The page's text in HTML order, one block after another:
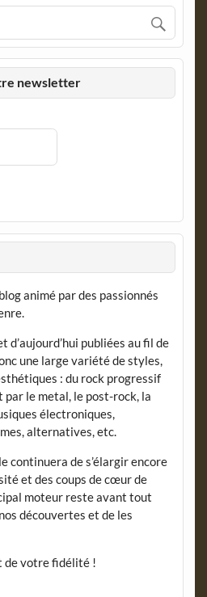
newsletter
animé par des passionnés
d’aujourd’hui publiées au fil de
une large variété de styles,
: du rock progressif
par le metal, le post-rock, la
électroniques,
alternatives, etc.
continuera de s’élargir encore
et des coups de cœur de
moteur reste avant tout
découvertes et de les
de votre fidélité !